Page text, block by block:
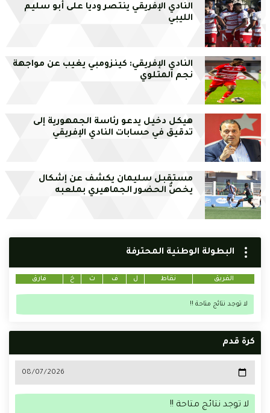
النادي الإفريقي ينتصر وديا على أبو سليم
الليبي
النادي الإفريقي: كينزومبي يغيب عن مواجهة
نجم المتلوي
هيكل دخيل يدعو رئاسة الجمهورية إلى
تدقيق في حسابات النادي الإفريقي
مستقبل سليمان يكشف عن إشكال
يخصُّ الحضور الجماهيري بملعبه
البطولة الوطنية المحترفة
الفريق نقاط ل ف ت خ فارق
لا توجد نتائج متاحة !!
كرة قدم
لا توجد نتائج متاحة !!